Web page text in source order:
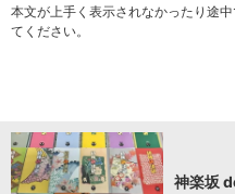
本文が上手く表示されなかったり途
てください。
神楽坂